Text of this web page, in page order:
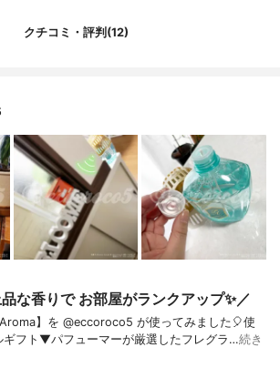
クチコミ・評判(12)
な香りで お部屋がランクアップ✨／
】を @eccoroco5 が使ってみました🎈⁡使
ギフト⁡⁡⁡⁡⁡▼⁡⁡パフューマーが厳選したフレグラ…続き